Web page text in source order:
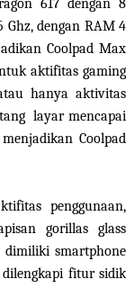
617 dengan 8
dengan RAM 4
Coolpad Max
aktifitas gaming
hanya aktivitas
layar mencapai
Coolpad
penggunaan,
gorillas glass
dimiliki smartphone
dilengkapi fitur sidik